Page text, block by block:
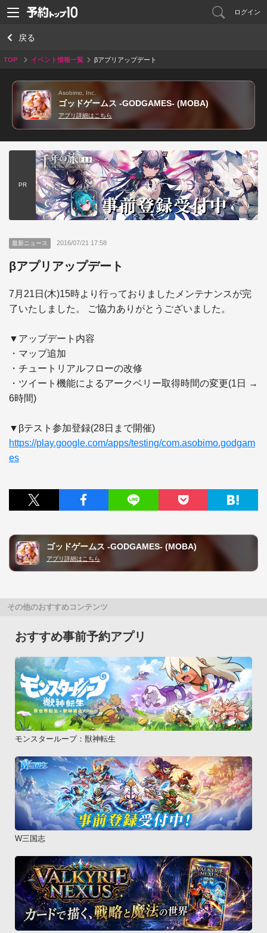
ログイン
戻る
TOP イベント情報一覧 βアプリアップデート
Asobimo, Inc.
ゴッドゲームス -GODGAMES- (MOBA)
アプリ詳細はこちら
PR
最新ニュース 2016/07/21 17:58
βアプリアップデート
7月21日(木)15時より行っておりましたメンテナンスが完
了いたしました。 ご協力ありがとうございました。
▼アップデート内容
・マップ追加
・チュートリアルフローの改修
・ツイート機能によるアークベリー取得時間の変更(1日 →
6時間)
https://play.google.com/apps/testing/com.asobimo.godgam
es
ゴッドゲームス -GODGAMES- (MOBA)
アプリ詳細はこちら
その他のおすすめコンテンツ
おすすめ事前予約アプリ
モンスターループ：獣神転生
W三国志